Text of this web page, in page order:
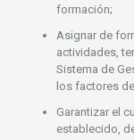
formación;
Asignar de
actividades,
Sistema de
los factores
Garantizar el
establecido,